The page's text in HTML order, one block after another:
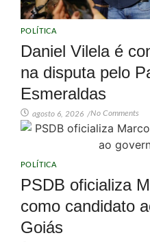
POLÍTICA
Daniel Vilela é
na disputa pelo
Esmeraldas
agosto 6, 2026 /No Comments
POLÍTICA
PSDB oficializa
como candidato
Goiás